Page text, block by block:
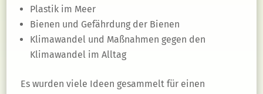
Plastik im Meer
Bienen und Gefährdung der Bienen
Klimawandel und Maßnahmen gegen den
Klimawandel im Alltag
Es wurden viele Ideen gesammelt für einen